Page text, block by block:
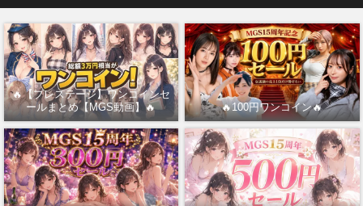
🔥【プレステージ】ワンコインセ
ールまとめ【MGS動画】🔥
🔥100円ワンコイン🔥